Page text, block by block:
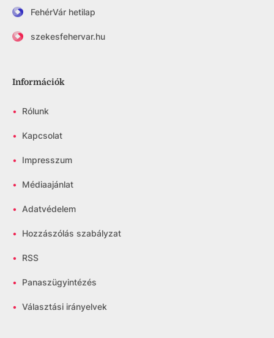
FehérVár hetilap
szekesfehervar.hu
Információk
• Rólunk
• Kapcsolat
• Impresszum
• Médiaajánlat
• Adatvédelem
• Hozzászólás szabályzat
• RSS
• Panaszügyintézés
• Választási irányelvek